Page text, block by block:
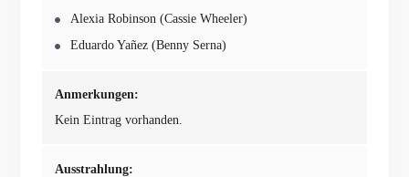
Alexia Robinson (Cassie Wheeler)
Eduardo Yañez (Benny Serna)
Anmerkungen:
Kein Eintrag vorhanden.
Ausstrahlung: